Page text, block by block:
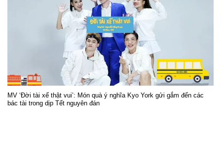
MV ‘Đời tài xế thật vui’: Món quà ý nghĩa Kyo York gửi gắm đến các
bác tài trong dịp Tết nguyên đán